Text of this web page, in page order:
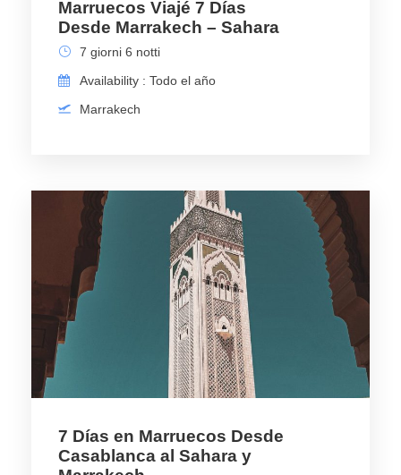
Marruecos Viajé 7 Días
Desde Marrakech – Sahara
7 giorni 6 notti
Availability : Todo el año
Marrakech
7 Días en Marruecos Desde
Casablanca al Sahara y